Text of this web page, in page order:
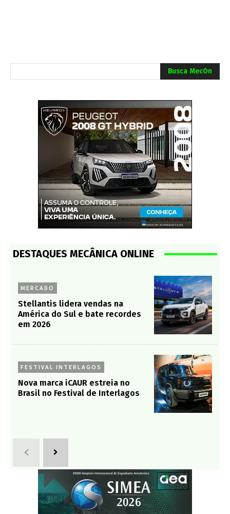
Busca MecOn
DESTAQUES MECÂNICA ONLINE
MERCADO
Stellantis lidera vendas na
América do Sul e bate recordes
em 2026
FESTIVAL INTERLAGOS
Nova marca iCAUR estreia no
Brasil no Festival de Interlagos